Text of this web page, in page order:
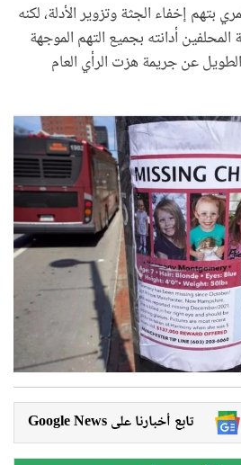
بتهم إخفاء الجثة وتزوير الأدلة، لكنه
المحلفين أدانته بجميع التهم الموجهة
عن جريمة هزت الرأي العام
Google News تابع أخبارنا على